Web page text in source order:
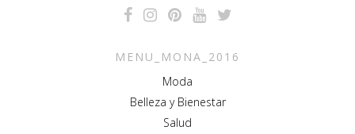
MENU_MONA_2016
Moda
Belleza y Bienestar
Salud